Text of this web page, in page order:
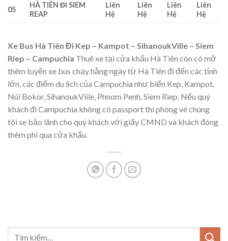
05
HÀ TIÊN ĐI SIEM
REAP
Liên
Hệ
Liên
Hệ
Liên
Hệ
Liên
Hệ
Xe Bus Hà Tiên Đi Kep – Kampot – SihanoukVille – Siem
Riep – Campuchia Thuê xe tại cửa khẩu Hà Tiên còn có mở
thêm tuyến xe bus chạy hằng ngày từ Hà Tiên đi đến các tỉnh
lớn, các điểm du lịch của Campuchia như biển Kep, Kampot,
Núi Bokor, SihanoukViile, Phnom Penh, Siem Riep. Nếu quý
khách đi Campuchia không có passport thì phòng vé chúng
tôi se bảo lãnh cho quý khách với giấy CMND và khách đóng
thêm phí qua cửa khẩu.